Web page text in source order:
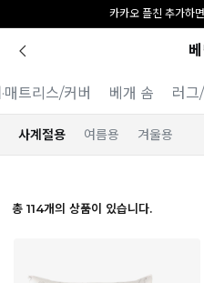
[공식몰 단독] 앱 다
매트리스/커버 베개 솜 러그
사계절용 여름용 겨울용
총 114개의 상품이 있습니다.